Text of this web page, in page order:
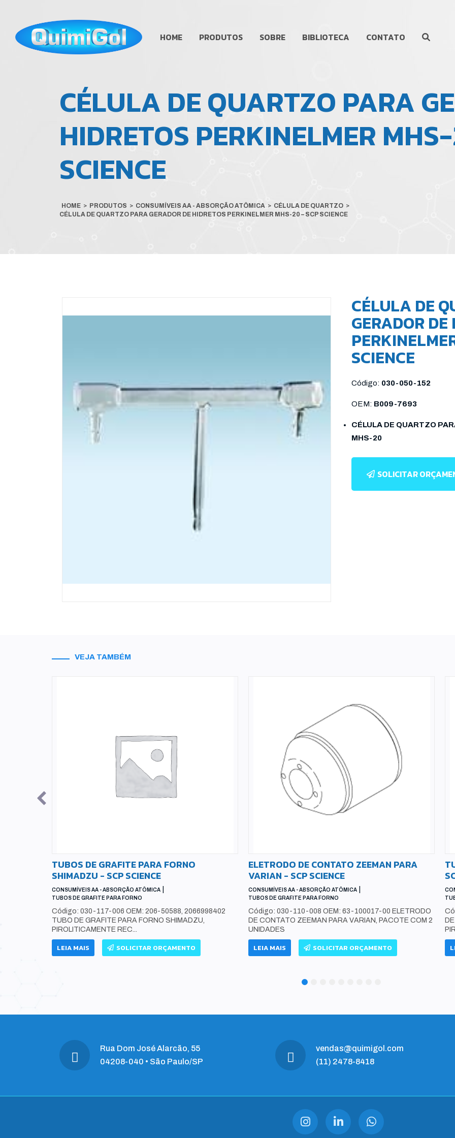
HOME PRODUTOS SOBRE BIBLIOTECA CONTATO
CÉLULA DE QUARTZO PARA
HIDRETOS PERKINELMER
SCIENCE
HOME > PRODUTOS > CONSUMÍVEIS AA - ABSORÇÃO ATÔMICA > CÉLULA DE QUARTZO >
CÉLULA DE QUARTZO PARA GERADOR DE HIDRETOS PERKINELMER MHS-20 – SCP SCIENCE
CÉLULA DE
GERADOR
SCIENCE
Código: 030-050-152
OEM: B009-7693
CÉLULA DE QUARTZO
MHS-20
SOLICITAR
VEJA TAMBÉM
TUBOS DE GRAFITE PARA FORNO
SHIMADZU - SCP SCIENCE
CONSUMÍVEIS AA - ABSORÇÃO ATÔMICA
TUBOS DE GRAFITE PARA FORNO
Código: 030-117-006 OEM: 206-50588, 2066998402
TUBO DE GRAFITE PARA FORNO SHIMADZU,
PIROLITICAMENTE REC...
LEIA MAIS SOLICITAR ORÇAMENTO
ELETRODO DE CONTATO ZEEMAN PARA
VARIAN - SCP SCIENCE
CONSUMÍVEIS AA - ABSORÇÃO ATÔMICA
TUBOS DE GRAFITE PARA FORNO
Código: 030-110-008 OEM: 63-100017-00 ELETRODO
DE CONTATO ZEEMAN PARA VARIAN, PACOTE COM 2
UNIDADES
LEIA MAIS SOLICITAR ORÇAMENTO
4
Rua Dom José Alarcão, 55
04208-040 • São Paulo/SP
vendas@quimigol.com
(11) 2478-8418